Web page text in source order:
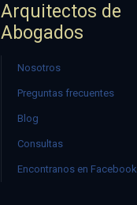
Arquitectos de
Abogados
Nosotros
Preguntas frecuentes
Blog
Consultas
Encontranos en Facebook